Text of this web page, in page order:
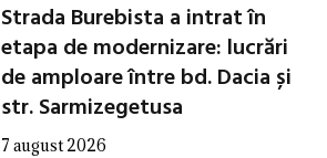
Strada Burebista a intrat în
etapa de modernizare: lucrări
de amploare între bd. Dacia și
str. Sarmizegetusa
7 august 2026